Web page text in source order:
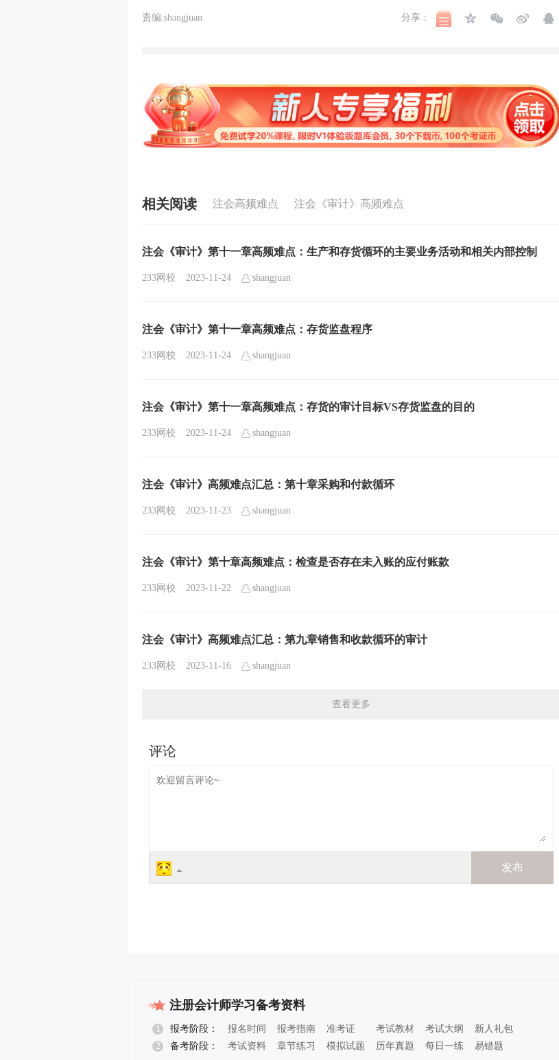
责编:shangjuan 分享：
相关阅读 注会高频难点 注会《审计》高频难点
注会《审计》第十一章高频难点：生产和存货循环的主要业务活动和相关内部控制
233网校 2023-11-24 shangjuan
注会《审计》第十一章高频难点：存货监盘程序
233网校 2023-11-24 shangjuan
注会《审计》第十一章高频难点：存货的审计目标VS存货监盘的目的
233网校 2023-11-24 shangjuan
注会《审计》高频难点汇总：第十章采购和付款循环
233网校 2023-11-23 shangjuan
注会《审计》第十章高频难点：检查是否存在未入账的应付账款
233网校 2023-11-22 shangjuan
注会《审计》高频难点汇总：第九章销售和收款循环的审计
233网校 2023-11-16 shangjuan
查看更多
注册会计师学习备考资料
1 报考阶段： 报名时间 报考指南 准考证 考试教材 考试大纲
新人礼包
报名指导
2 备考阶段： 考试资料 章节练习 模拟试题 历年真题 每日一练 易错题